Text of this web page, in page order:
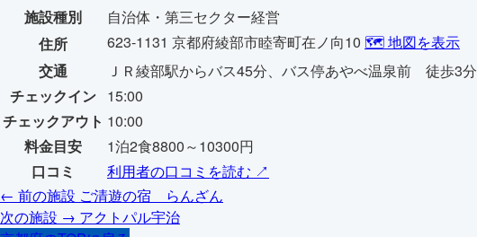
施設種別
自治体・第三セクター経営
住所
623-1131 京都府綾部市睦寄町在ノ向10 🗺️ 地図を表示
交通
ＪＲ綾部駅からバス45分、バス停あやべ温泉前 徒歩3分
チェックイン 15:00
チェックアウト 10:00
料金目安
1泊2食8800～10300円
口コミ
利用者の口コミを読む ↗
← 前の施設 ご清遊の宿 らんざん
次の施設 → アクトパル宇治